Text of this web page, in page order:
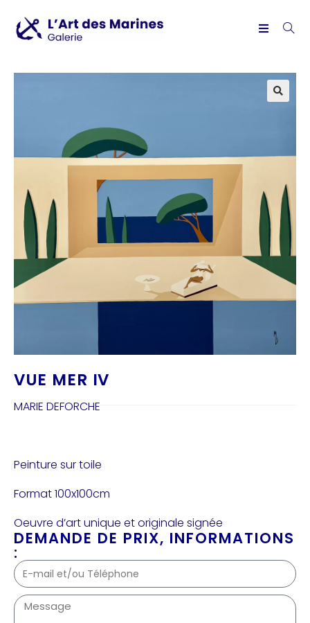
VUE MER IV
MARIE DEFORCHE
Peinture sur toile
Format 100x100cm
Oeuvre d’art unique et originale signée
DEMANDE DE PRIX, INFORMATIONS
: